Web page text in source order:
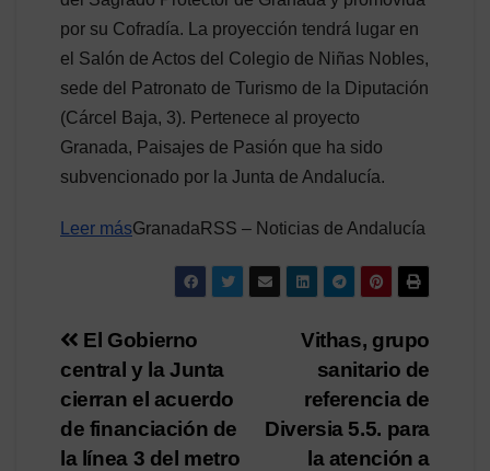
por su Cofradía. La proyección tendrá lugar en
el Salón de Actos del Colegio de Niñas Nobles,
sede del Patronato de Turismo de la Diputación
(Cárcel Baja, 3). Pertenece al proyecto
Granada, Paisajes de Pasión que ha sido
subvencionado por la Junta de Andalucía.
Leer másGranadaRSS – Noticias de Andalucía
Navegación
de
entradas
Vithas, grupo
sanitario de
referencia de
Diversia 5.5. para
la atención a
El Gobierno
central y la Junta
cierran el acuerdo
de financiación de
la línea 3 del metro